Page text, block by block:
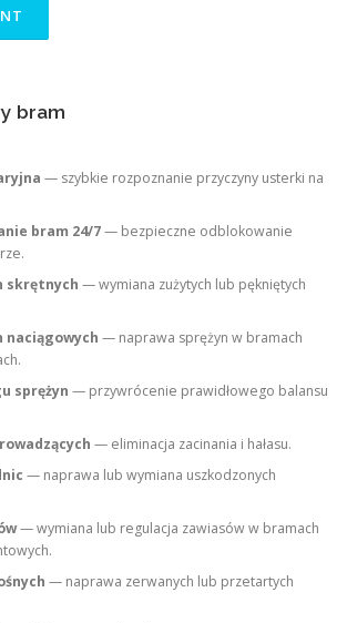
bram
— szybkie rozpoznanie przyczyny usterki na
bram 24/7— bezpieczne odblokowanie
skrętnych — wymiana zużytych lub pękniętych
naciągowych — naprawa sprężyn w bramach
sprężyn — przywrócenie prawidłowego balansu
— eliminacja zacinania i hałasu.
— naprawa lub wymiana uszkodzonych
— wymiana lub regulacja zawiasów w bramach
— naprawa zerwanych lub przetartych